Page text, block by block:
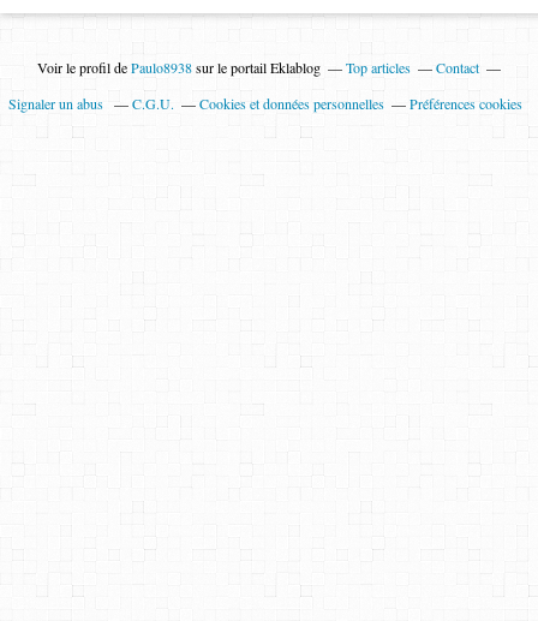
Voir le profil dePaulo8938sur le portail Eklablog Top articles
Contact
Signaler un abus
C.G.U. Cookies et données personnelles Préférences cookies